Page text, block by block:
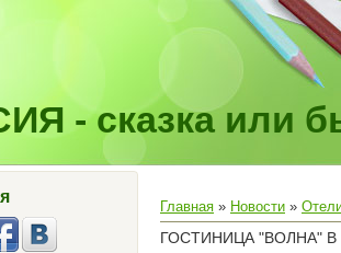
- сказка или
Главная » Новости »
ГОСТИНИЦА "ВОЛНА"